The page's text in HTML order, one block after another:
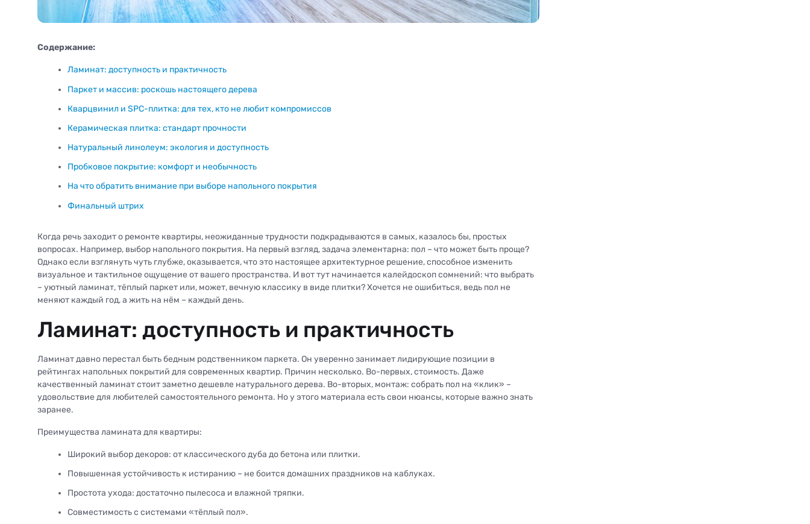
Содержание:
Ламинат: доступность и практичность
Паркет и массив: роскошь настоящего дерева
Кварцвинил и SPC-плитка: для тех, кто не любит компромиссов
Керамическая плитка: стандарт прочности
Натуральный линолеум: экология и доступность
Пробковое покрытие: комфорт и необычность
На что обратить внимание при выборе напольного покрытия
Финальный штрих
Когда речь заходит о ремонте квартиры, неожиданные трудности подкрадываются в самых, казалось бы, простых
вопросах. Например, выбор напольного покрытия. На первый взгляд, задача элементарна: пол – что может быть проще?
Однако если взглянуть чуть глубже, оказывается, что это настоящее архитектурное решение, способное изменить
визуальное и тактильное ощущение от вашего пространства. И вот тут начинается калейдоскоп сомнений: что выбрать
– уютный ламинат, тёплый паркет или, может, вечную классику в виде плитки? Хочется не ошибиться, ведь пол не
меняют каждый год, а жить на нём – каждый день.
Ламинат: доступность и практичность
Ламинат давно перестал быть бедным родственником паркета. Он уверенно занимает лидирующие позиции в
рейтингах напольных покрытий для современных квартир. Причин несколько. Во-первых, стоимость. Даже
качественный ламинат стоит заметно дешевле натурального дерева. Во-вторых, монтаж: собрать пол на «клик» –
удовольствие для любителей самостоятельного ремонта. Но у этого материала есть свои нюансы, которые важно знать
заранее.
Преимущества ламината для квартиры:
Широкий выбор декоров: от классического дуба до бетона или плитки.
Повышенная устойчивость к истиранию – не боится домашних праздников на каблуках.
Простота ухода: достаточно пылесоса и влажной тряпки.
Совместимость с системами «тёплый пол».